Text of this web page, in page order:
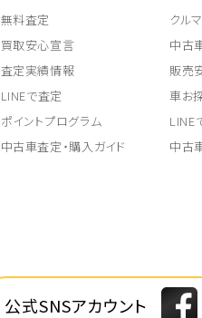
無料査定
買取安心宣言
査定実績情報
LINEで査定
ポイントプログラム
中古車査定・購入ガイド
クル
中古
販売
車お
LINE
中古
公式SNSアカウント